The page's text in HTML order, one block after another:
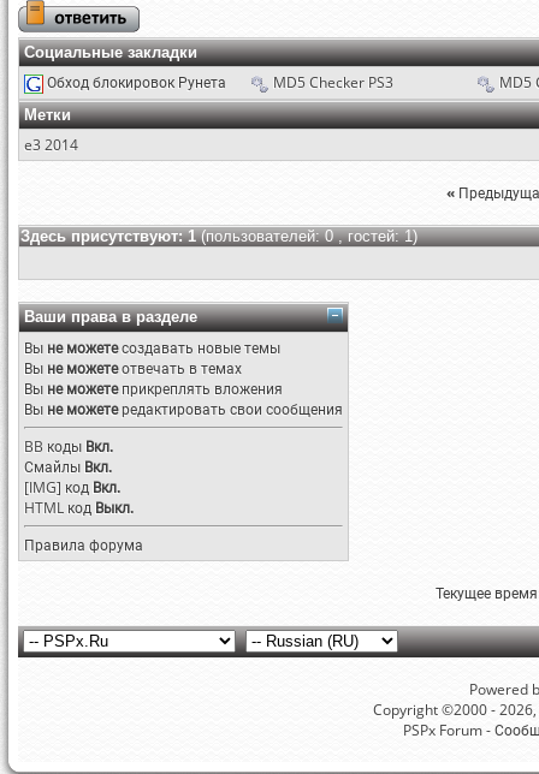
Социальные закладки
Обход блокировок Рунета MD5 Checker PS3 MD5
Метки
e3 2014
«
Здесь присутствуют: 1(пользователей: 0 , гостей: 1)
Ваши права в разделе
Вы не можетесоздавать новые темы
Вы не можетеотвечать в темах
Вы не можетеприкреплять вложения
Вы не можетередактировать свои сообщения
BB коды Вкл.
Смайлы Вкл.
[IMG] код Вкл.
HTML код Выкл.
Правила форума
Текущее
Powered
Copyright ©2000 -
PSPx Forum -